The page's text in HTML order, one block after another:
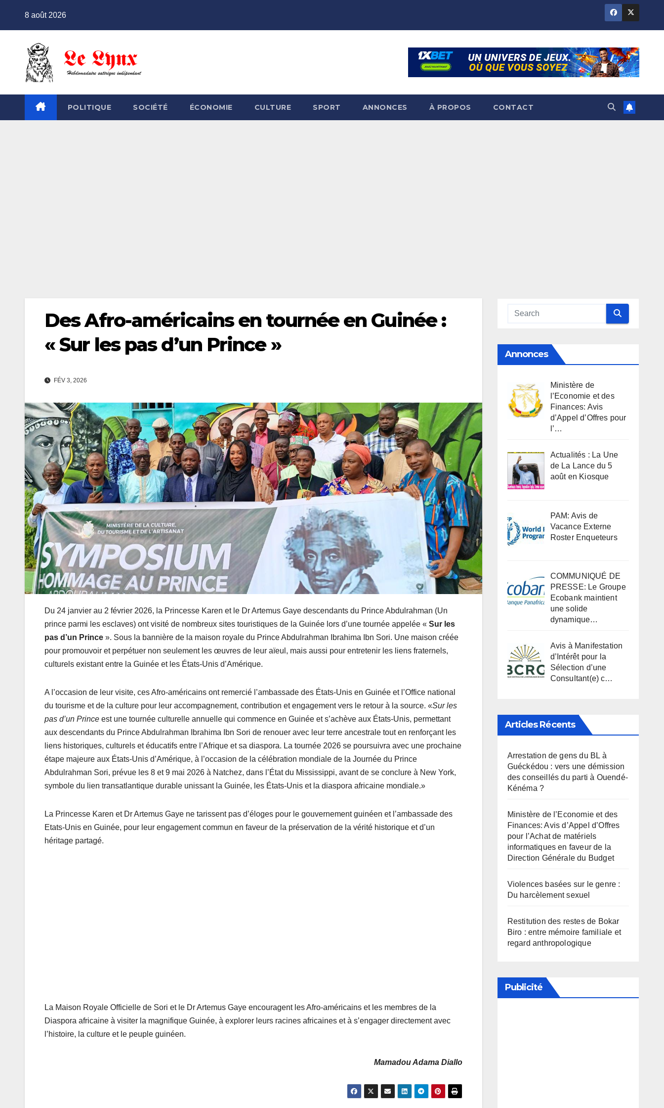
8 août 2026
POLITIQUE SOCIÉTÉ ÉCONOMIE CULTURE SPORT ANNONCES À PROPOS CONTACT
Des Afro-américains en tournée en Guinée :
« Sur les pas d’un Prince »
FÉV 3, 2026
Du 24 janvier au 2 février 2026, la Princesse Karen et le Dr Artemus Gaye descendants du Prince Abdulrahman (Un
prince parmi les esclaves) ont visité de nombreux sites touristiques de la Guinée lors d’une tournée appelée « Sur les
pas d’un Prince ». Sous la bannière de la maison royale du Prince Abdulrahman Ibrahima Ibn Sori. Une maison créée
pour promouvoir et perpétuer non seulement les œuvres de leur aïeul, mais aussi pour entretenir les liens fraternels,
culturels existant entre la Guinée et les États-Unis d’Amérique.
A l’occasion de leur visite, ces Afro-américains ont remercié l’ambassade des États-Unis en Guinée et l’Office national
du tourisme et de la culture pour leur accompagnement, contribution et engagement vers le retour à la source. «Sur les
pas d’un Prince est une tournée culturelle annuelle qui commence en Guinée et s’achève aux États-Unis, permettant
aux descendants du Prince Abdulrahman Ibrahima Ibn Sori de renouer avec leur terre ancestrale tout en renforçant les
liens historiques, culturels et éducatifs entre l’Afrique et sa diaspora. La tournée 2026 se poursuivra avec une prochaine
étape majeure aux États-Unis d’Amérique, à l’occasion de la célébration mondiale de la Journée du Prince
Abdulrahman Sori, prévue les 8 et 9 mai 2026 à Natchez, dans l’État du Mississippi, avant de se conclure à New York,
symbole du lien transatlantique durable unissant la Guinée, les États-Unis et la diaspora africaine mondiale.»
La Princesse Karen et Dr Artemus Gaye ne tarissent pas d’éloges pour le gouvernement guinéen et l’ambassade des
Etats-Unis en Guinée, pour leur engagement commun en faveur de la préservation de la vérité historique et d’un
héritage partagé.
La Maison Royale Officielle de Sori et le Dr Artemus Gaye encouragent les Afro-américains et les membres de la
Diaspora africaine à visiter la magnifique Guinée, à explorer leurs racines africaines et à s’engager directement avec
l’histoire, la culture et le peuple guinéen.
Mamadou Adama Diallo
Annonces
Ministère de
l’Economie et des
Finances: Avis
d’Appel d’Offres pour
l’…
Actualités : La Une
de La Lance du 5
août en Kiosque
PAM: Avis de
Vacance Externe
Roster Enqueteurs
COMMUNIQUÉ DE
PRESSE: Le Groupe
Ecobank maintient
une solide
dynamique…
Avis à Manifestation
d’Intérêt pour la
Sélection d’une
Consultant(e) c…
Articles Récents
Arrestation de gens du BL à
Guéckédou : vers une démission
des conseillés du parti à Ouendé-
Kénéma ?
Ministère de l’Economie et des
Finances: Avis d’Appel d’Offres
pour l’Achat de matériels
informatiques en faveur de la
Direction Générale du Budget
Violences basées sur le genre :
Du harcèlement sexuel
Restitution des restes de Bokar
Biro : entre mémoire familiale et
regard anthropologique
Publicité